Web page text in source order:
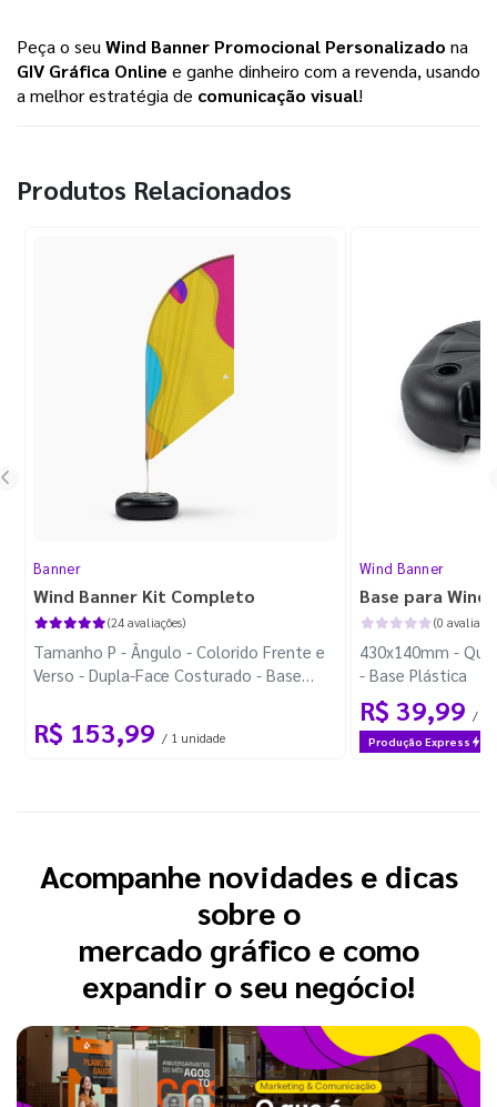
Peça o seuWind Banner Promocional Personalizado na
GIV Gráfica Online e ganhe dinheiro com a revenda, usando
a melhor estratégia de comunicação visual!
Produtos Relacionados
Banner
Wind Banner Kit Completo
(24 avaliações)
Tamanho P - Ângulo - Colorido Frente e
Verso - Dupla-Face Costurado - Base
R$ 153,99 / 1 unidade
Wind Banner
Base para Wind
(0
430x140mm -
- Base Plástica
R$ 39,99 / 1
Produção Express
Acompanhe novidades e dicas
sobre o
mercado gráfico e como
expandir o seu negócio!